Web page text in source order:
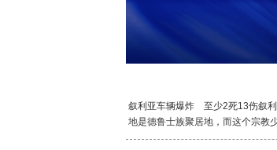
叙利亚车辆爆炸 至少2死13伤叙利
地是德鲁士族聚居地，而这个宗教